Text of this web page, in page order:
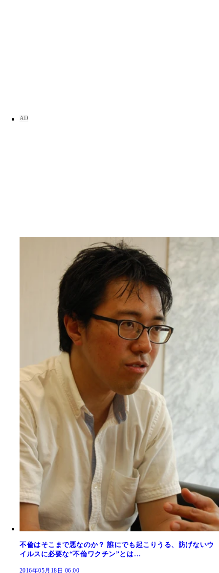
不倫はそこまで悪なのか？ 誰にでも起こりうる、防げないウ
イルスに必要な“不倫ワクチン”とは…
2016年05月18日 06:00